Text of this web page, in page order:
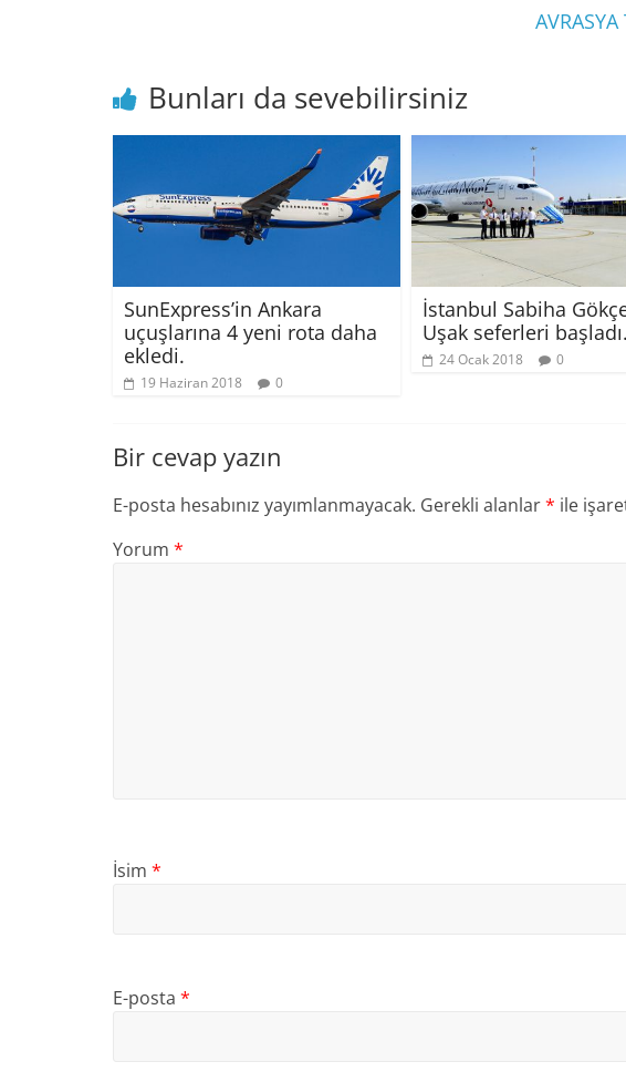
Bunları da sevebilirsiniz
SunExpress’in Ankara
uçuşlarına 4 yeni rota daha
ekledi.
19 Haziran 2018 0
İstanbul Sabiha
Uşak seferleri başladı.
24 Ocak 2018 0
Bir cevap yazın
E-posta hesabınız yayımlanmayacak. Gerekli alanlar* ile
Yorum *
İsim *
E-posta *